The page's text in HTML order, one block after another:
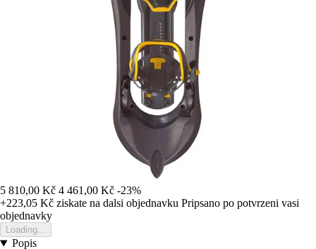
5 810,00 Kč 4 461,00 Kč -23%
+223,05 Kč ziskate na dalsi objednavku Pripsano po potvrzeni vasi
objednavky
Loading...
Popis